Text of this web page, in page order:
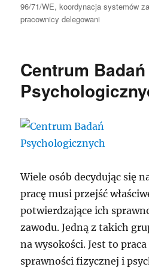
96/71/WE,koordynacja systemów
pracownicy delegowani
Centrum Badań
Wiele osób decydując się
pracę musi przejść
potwierdzające ich
zawodu. Jedną z takich
na wysokości. Jest to
sprawności fizycznej i